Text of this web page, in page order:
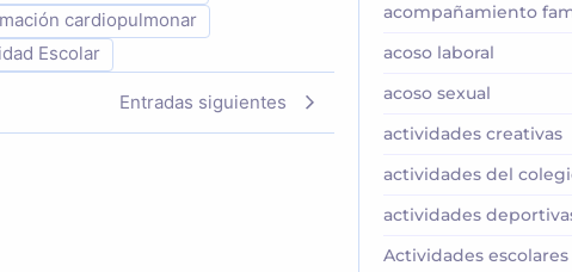
cardiopulmonar
Escolar
Entradas siguientes
acompañamiento
acoso laboral
acoso sexual
actividades creativas
actividades del
actividades
Actividades escolares